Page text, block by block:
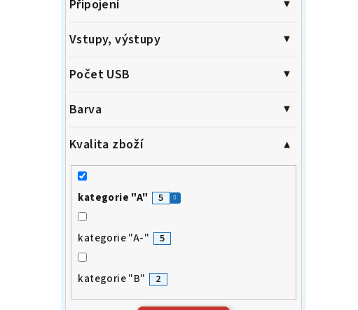
Připojení
Vstupy, výstupy
Počet USB
Barva
Kvalita zboží
kategorie "A" 5
kategorie "A-" 5
kategorie "B" 2